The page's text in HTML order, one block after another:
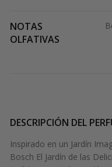
NOTAS
OLFATIVAS
DESCRIPCIÓN DEL
Inspirado en un Jardín
Bosch El Jardín de las